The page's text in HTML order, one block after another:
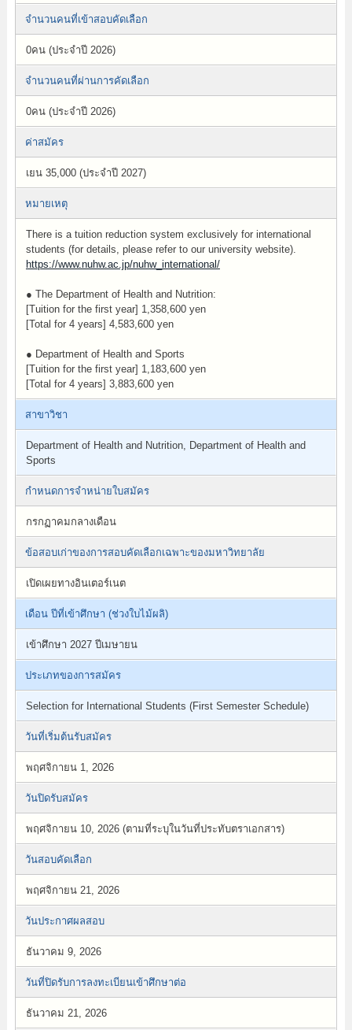
จำนวนคนที่เข้าสอบคัดเลือก
0คน (ประจำปี 2026)
จำนวนคนที่ผ่านการคัดเลือก
0คน (ประจำปี 2026)
ค่าสมัคร
เยน 35,000 (ประจำปี 2027)
หมายเหตุ
There is a tuition reduction system exclusively for international
students (for details, please refer to our university website).
https://www.nuhw.ac.jp/nuhw_international/
● The Department of Health and Nutrition:
[Tuition for the first year] 1,358,600 yen
[Total for 4 years] 4,583,600 yen
● Department of Health and Sports
[Tuition for the first year] 1,183,600 yen
[Total for 4 years] 3,883,600 yen
สาขาวิชา
Department of Health and Nutrition, Department of Health and
Sports
กำหนดการจำหน่ายใบสมัคร
กรกฏาคมกลางเดือน
ข้อสอบเก่าของการสอบคัดเลือกเฉพาะของมหาวิทยาลัย
เปิดเผยทางอินเตอร์เนต
เดือน ปีที่เข้าศึกษา (ช่วงใบไม้ผลิ)
เข้าศึกษา 2027 ปีเมษายน
ประเภทของการสมัคร
Selection for International Students (First Semester Schedule)
วันที่เริ่มต้นรับสมัคร
พฤศจิกายน 1, 2026
วันปิดรับสมัคร
พฤศจิกายน 10, 2026 (ตามที่ระบุในวันที่ประทับตราเอกสาร)
วันสอบคัดเลือก
พฤศจิกายน 21, 2026
วันประกาศผลสอบ
ธันวาคม 9, 2026
วันที่ปิดรับการลงทะเบียนเข้าศึกษาต่อ
ธันวาคม 21, 2026